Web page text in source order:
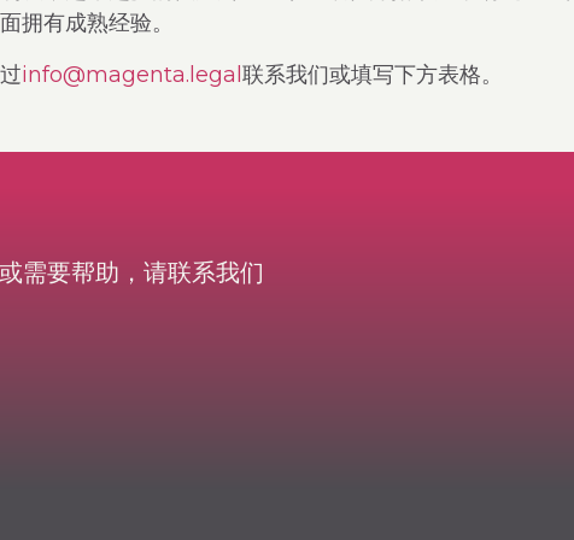
拥有成熟经验。
info@magenta.legal 联系我们或填写下方表格。
需要帮助，请联系我们